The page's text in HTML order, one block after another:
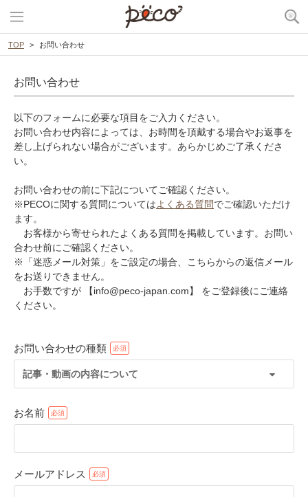
TOP お問い合わせ
お問い合わせ
以下のフォームに必要な項目をご入力ください。
お問い合わせ内容によっては、お時間を頂戴する場合やお返事を
差し上げられない場合がございます。あらかじめご了承くださ
い。
お問い合わせの前に下記についてご確認ください。
※PECOに関する質問についてはよくある質問でご確認いただけ
ます。
お客様から寄せられたよくある質問を掲載しています。お問い
合わせ前にご確認ください。
※「迷惑メール対策」をご設定の場合、こちらからの返信メール
をお送りできません。
お手数ですが 【info@peco-japan.com】 をご登録後にご連絡
ください。
お問い合わせの種類
記事・動画の内容について
お名前
メールアドレス